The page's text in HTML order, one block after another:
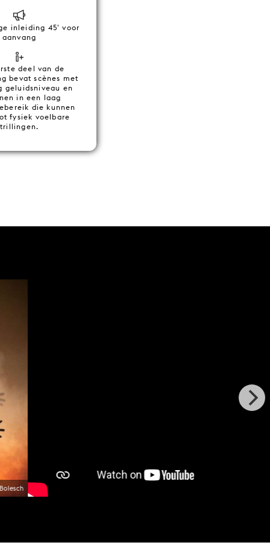
inleiding 45' voor
aanvang
deel van de
bevat scènes met
geluidsniveau en
in een laag
die kunnen
fysiek voelbare
trillingen.